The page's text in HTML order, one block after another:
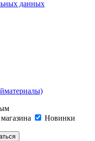
данных
Новинки